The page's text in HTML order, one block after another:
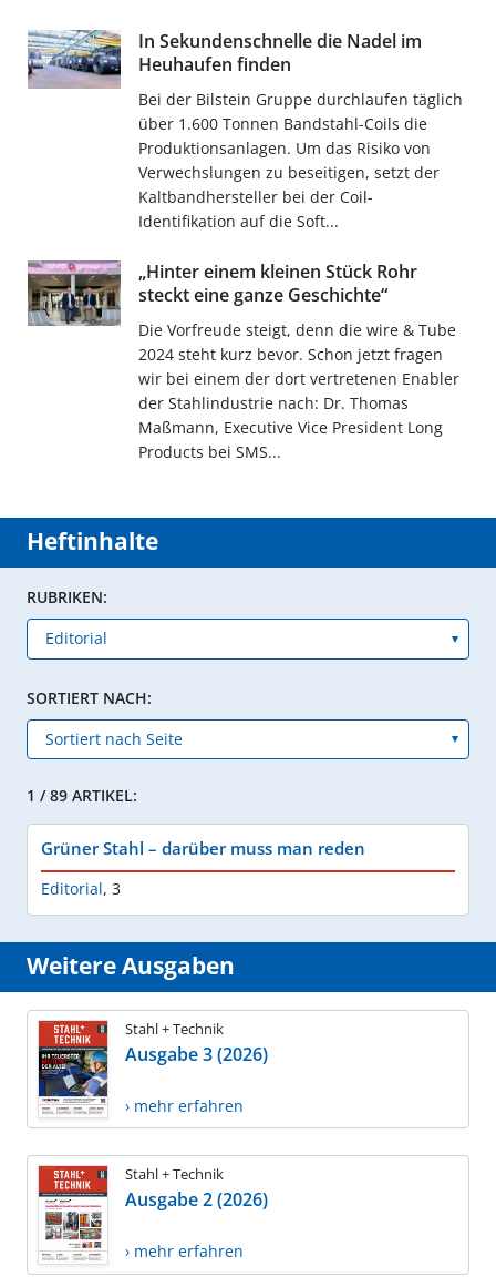
In Sekundenschnelle die Nadel im
Heuhaufen finden
Bei der Bilstein Gruppe durchlaufen täglich
über 1.600 Tonnen Bandstahl-Coils die
Produktionsanlagen. Um das Risiko von
Verwechslungen zu beseitigen, setzt der
Kaltbandhersteller bei der Coil-
Identifikation auf die Soft...
„Hinter einem kleinen Stück Rohr
steckt eine ganze Geschichte“
Die Vorfreude steigt, denn die wire & Tube
2024 steht kurz bevor. Schon jetzt fragen
wir bei einem der dort vertretenen Enabler
der Stahlindustrie nach: Dr. Thomas
Maßmann, Executive Vice President Long
Products bei SMS...
Heftinhalte
RUBRIKEN:
SORTIERT NACH:
1 / 89 ARTIKEL:
Grüner Stahl – darüber muss man reden
Editorial, 3
Weitere Ausgaben
Stahl + Technik
Ausgabe 3 (2026)
› mehr erfahren
Stahl + Technik
Ausgabe 2 (2026)
› mehr erfahren